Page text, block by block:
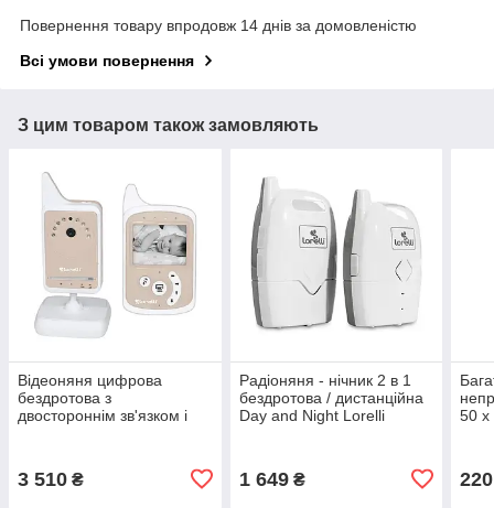
Повернення товару впродовж 14 днів за домовленістю
Всі умови повернення
З цим товаром також замовляють
Відеоняня цифрова
бездротова з
двостороннім зв'язком і
3 510 ₴
Радіоняня - нічник 2 в 1
бездротова / дистанційна
Day and Night Lorelli
1 649₴
50 х
220